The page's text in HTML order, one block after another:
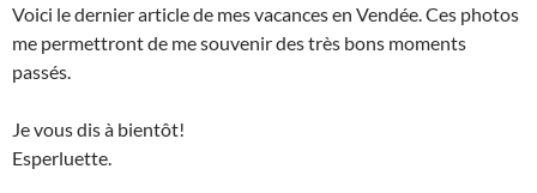
Voici le dernier article de mes vacances en Vendée. Ces photos
me permettront de me souvenir des très bons moments
passés.
Je vous dis à bientôt!
Esperluette.